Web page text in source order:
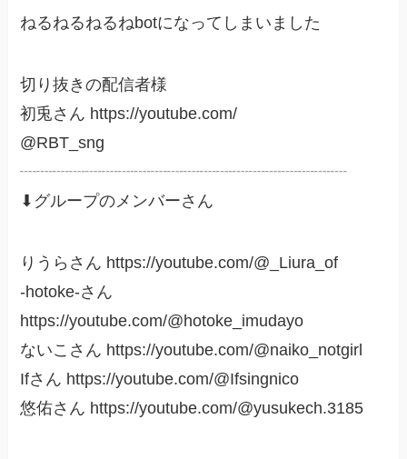
ねるねるねるねbotになってしまいました
切り抜きの配信者様
初兎さん https://youtube.com/
@RBT_sng
┈┈┈┈┈┈┈┈┈┈┈┈┈┈┈┈┈┈┈┈
⬇グループのメンバーさん
りうらさん https://youtube.com/@_Liura_of
-hotoke-さん
https://youtube.com/@hotoke_imudayo
ないこさん https://youtube.com/@naiko_notgirl
Ifさん https://youtube.com/@Ifsingnico
悠佑さん https://youtube.com/@yusukech.3185